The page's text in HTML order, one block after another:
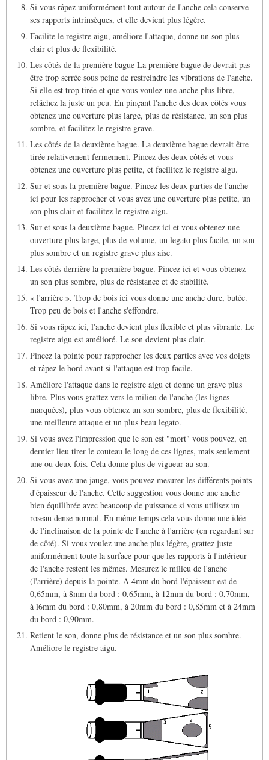
Si vous râpez uniformément tout autour de l'anche cela conserve
ses rapports intrinsèques, et elle devient plus légère.
Facilite le registre aigu, améliore l'attaque, donne un son plus
clair et plus de flexibilité.
Les côtés de la première bague La première bague de devrait pas
être trop serrée sous peine de restreindre les vibrations de l'anche.
Si elle est trop tirée et que vous voulez une anche plus libre,
relâchez la juste un peu. En pinçant l'anche des deux côtés vous
obtenez une ouverture plus large, plus de résistance, un son plus
sombre, et facilitez le registre grave.
Les côtés de la deuxième bague. La deuxième bague devrait être
tirée relativement fermement. Pincez des deux côtés et vous
obtenez une ouverture plus petite, et facilitez le registre aigu.
Sur et sous la première bague. Pincez les deux parties de l'anche
ici pour les rapprocher et vous avez une ouverture plus petite, un
son plus clair et facilitez le registre aigu.
Sur et sous la deuxième bague. Pincez ici et vous obtenez une
ouverture plus large, plus de volume, un legato plus facile, un son
plus sombre et un registre grave plus aise.
Les côtés derrière la première bague. Pincez ici et vous obtenez
un son plus sombre, plus de résistance et de stabilité.
« l'arrière ». Trop de bois ici vous donne une anche dure, butée.
Trop peu de bois et l'anche s'effondre.
Si vous râpez ici, l'anche devient plus flexible et plus vibrante. Le
registre aigu est amélioré. Le son devient plus clair.
Pincez la pointe pour rapprocher les deux parties avec vos doigts
et râpez le bord avant si l'attaque est trop facile.
Améliore l'attaque dans le registre aigu et donne un grave plus
libre. Plus vous grattez vers le milieu de l'anche (les lignes
marquées), plus vous obtenez un son sombre, plus de flexibilité,
une meilleure attaque et un plus beau legato.
Si vous avez l'impression que le son est "mort" vous pouvez, en
dernier lieu tirer le couteau le long de ces lignes, mais seulement
une ou deux fois. Cela donne plus de vigueur au son.
Si vous avez une jauge, vous pouvez mesurer les différents points
d'épaisseur de l'anche. Cette suggestion vous donne une anche
bien équilibrée avec beaucoup de puissance si vous utilisez un
roseau dense normal. En même temps cela vous donne une idée
de l'inclinaison de la pointe de l'anche à l'arrière (en regardant sur
de côté). Si vous voulez une anche plus légère, grattez juste
uniformément toute la surface pour que les rapports à l'intérieur
de l'anche restent les mêmes. Mesurez le milieu de l'anche
(l'arrière) depuis la pointe. A 4mm du bord l'épaisseur est de
0,65mm, à 8mm du bord : 0,65mm, à 12mm du bord : 0,70mm,
à l6mm du bord : 0,80mm, à 20mm du bord : 0,85mm et à 24mm
du bord : 0,90mm.
Retient le son, donne plus de résistance et un son plus sombre.
Améliore le registre aigu.